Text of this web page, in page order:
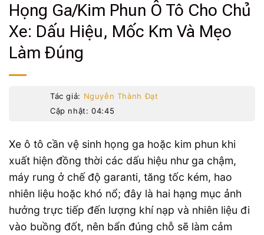
Họng Ga/Kim Phun Ô Tô Cho Chủ
Xe: Dấu Hiệu, Mốc Km Và Mẹo
Làm Đúng
Tác giả: Nguyễn Thành Đạt
Cập nhật: 04:45
Xe ô tô cần vệ sinh họng ga hoặc kim phun khi
xuất hiện đồng thời các dấu hiệu như ga chậm,
máy rung ở chế độ garanti, tăng tốc kém, hao
nhiên liệu hoặc khó nổ; đây là hai hạng mục ảnh
hưởng trực tiếp đến lượng khí nạp và nhiên liệu đi
vào buồng đốt, nên bẩn đúng chỗ sẽ làm cảm